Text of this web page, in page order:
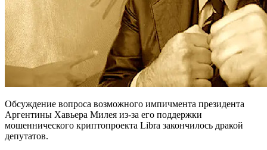
Обсуждение вопроса возможного импичмента президента
Аргентины Хавьера Милея из-за его поддержки
мошеннического криптопроекта Libra закончилось дракой
депутатов.